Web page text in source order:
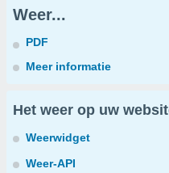
Weer...
PDF
Meer informatie
Het weer op uw
Weerwidget
Weer-API